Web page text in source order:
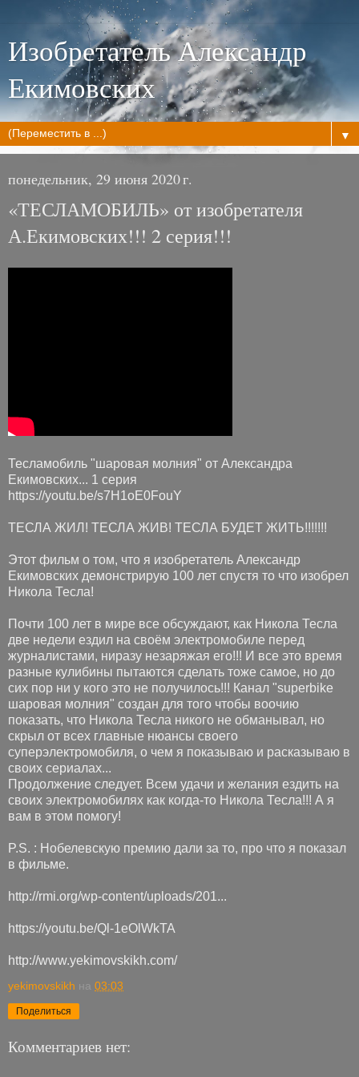
Изобретатель Александр
Екимовских
▼
понедельник, 29 июня 2020 г.
«ТЕСЛАМОБИЛЬ» от изобретателя
А.Екимовских!!! 2 серия!!!
Тесламобиль "шаровая молния" от Александра
Екимовских... 1 серия
https://youtu.be/s7H1oE0FouY
ТЕСЛА ЖИЛ! ТЕСЛА ЖИВ! ТЕСЛА БУДЕТ ЖИТЬ!!!!!!!
Этот фильм о том, что я изобретатель Александр
Екимовских демонстрирую 100 лет спустя то что изобрел
Никола Тесла!
Почти 100 лет в мире все обсуждают, как Никола Тесла
две недели ездил на своём электромобиле перед
журналистами, ниразу незаряжая его!!! И все это время
разные кулибины пытаются сделать тоже самое, но до
сих пор ни у кого это не получилось!!! Канал "superbike
шаровая молния" создан для того чтобы воочию
показать, что Никола Тесла никого не обманывал, но
скрыл от всех главные нюансы своего
суперэлектромобиля, о чем я показываю и расказываю в
своих сериалах...
Продолжение следует. Всем удачи и желания ездить на
своих электромобилях как когда-то Никола Тесла!!! А я
вам в этом помогу!
P.S. : Нобелевскую премию дали за то, про что я показал
в фильме.
http://rmi.org/wp-content/uploads/201...
https://youtu.be/Ql-1eOlWkTA
http://www.yekimovskikh.com/
yekimovskikh на 03:03
Поделиться
Комментариев нет: